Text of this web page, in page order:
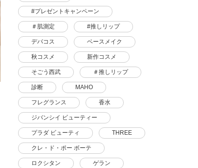
#プレゼントキャンペーン
＃肌測定 #推しリップ
デパコス ベースメイク
秋コスメ 新作コスメ
そごう西武 ＃推しリップ
診断 MAHO
フレグランス 香水
ジバンシイ ビューティー
プラダ ビューティ THREE
クレ・ド・ポー ボーテ
ロクシタン ゲラン